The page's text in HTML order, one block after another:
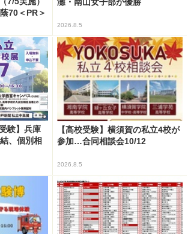
70＜PR＞
2026.8.5
験】兵庫
、個別相
【高校受験】横須賀の私立4校が
参加…合同相談会10/12
2026.8.5